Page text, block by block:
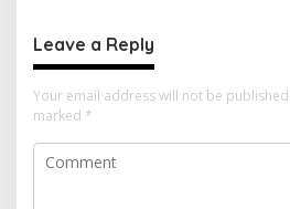
Leave a Reply
Your email address will not be published.
marked *